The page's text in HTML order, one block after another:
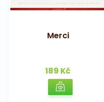
Merci
189 Kč